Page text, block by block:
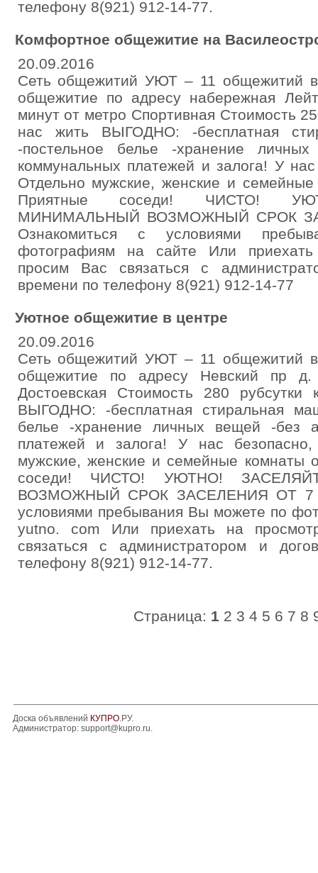
телефону 8(921) 912-14-77.
Комфортное общежитие на
20.09.2016
Сеть общежитий УЮТ – 11 общежитий
общежитие по адресу набережная
минут от метро Спортивная Стоимость
нас жить ВЫГОДНО: -бесплатная
-постельное белье -хранение
коммунальных платежей и залога! У
Отдельно мужские, женские и
Приятные соседи! ЧИСТО!
МИНИМАЛЬНЫЙ ВОЗМОЖНЫЙ СРОК
Ознакомиться с условиями
фотографиям на сайте Или
просим Вас связаться с
времени по телефону 8(921) 912-14-77
Уютное общежитие в центре
20.09.2016
Сеть общежитий УЮТ – 11 общежитий
общежитие по адресу Невский пр
Достоевская Стоимость 280
ВЫГОДНО: -бесплатная стиральная
белье -хранение личных вещей -без
платежей и залога! У нас
мужские, женские и семейные комнаты
соседи! ЧИСТО! УЮТНО!
ВОЗМОЖНЫЙ СРОК ЗАСЕЛЕНИЯ ОТ 7
условиями пребывания Вы можете по
yutno. com Или приехать на
связаться с администратором и
телефону 8(921) 912-14-77.
Страница: 1 2 3 4 5 6 7 8
Доска объявлений КУПРО.РУ.
Администратор: support@kupro.ru.